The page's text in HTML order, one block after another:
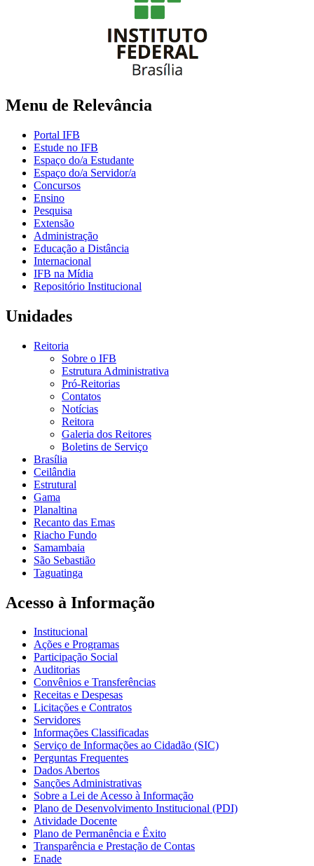
Menu de Relevância
Portal IFB
Estude no IFB
Espaço do/a Estudante
Espaço do/a Servidor/a
Concursos
Ensino
Pesquisa
Extensão
Administração
Educação a Distância
Internacional
IFB na Mídia
Repositório Institucional
Unidades
Reitoria
Sobre o IFB
Estrutura Administrativa
Pró-Reitorias
Contatos
Notícias
Reitora
Galeria dos Reitores
Boletins de Serviço
Brasília
Ceilândia
Estrutural
Gama
Planaltina
Recanto das Emas
Riacho Fundo
Samambaia
São Sebastião
Taguatinga
Acesso à Informação
Institucional
Ações e Programas
Participação Social
Auditorias
Convênios e Transferências
Receitas e Despesas
Licitações e Contratos
Servidores
Informações Classificadas
Serviço de Informações ao Cidadão (SIC)
Perguntas Frequentes
Dados Abertos
Sanções Administrativas
Sobre a Lei de Acesso à Informação
Plano de Desenvolvimento Institucional (PDI)
Atividade Docente
Plano de Permanência e Êxito
Transparência e Prestação de Contas
Enade